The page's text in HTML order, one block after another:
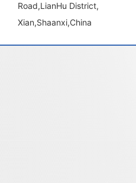
Road,LianHu District,
Xian,Shaanxi,China